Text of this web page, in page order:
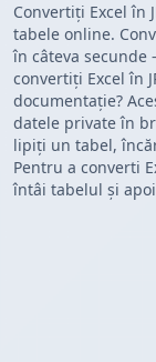
Convertiți Excel în
tabele online.
în câteva secunde
convertiți Excel în
documentație?
datele private în
lipiți un tabel,
Pentru a converti
întâi tabelul și